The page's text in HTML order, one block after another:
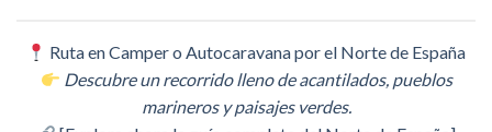
Ruta en Camper o Autocaravana por el Norte de España
Descubre un recorrido lleno de acantilados, pueblos
marineros y paisajes verdes.